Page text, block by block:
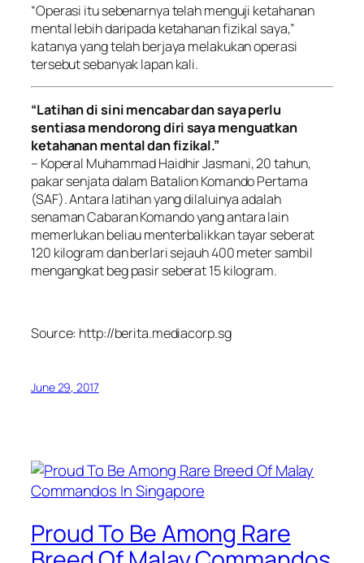
“Operasi itu sebenarnya telah menguji ketahanan
mental lebih daripada ketahanan fizikal saya,”
katanya yang telah berjaya melakukan operasi
tersebut sebanyak lapan kali.
“Latihan di sini mencabar dan saya perlu
sentiasa mendorong diri saya menguatkan
ketahanan mental dan fizikal.”
– Koperal Muhammad Haidhir Jasmani, 20 tahun,
pakar senjata dalam Batalion Komando Pertama
(SAF). Antara latihan yang dilaluinya adalah
senaman Cabaran Komando yang antara lain
memerlukan beliau menterbalikkan tayar seberat
120 kilogram dan berlari sejauh 400 meter sambil
mengangkat beg pasir seberat 15 kilogram.
Source: http://berita.mediacorp.sg
June 29, 2017
Proud To Be Among Rare